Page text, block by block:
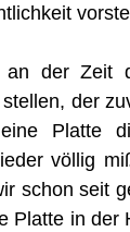
der Zeit
der
eine Platte
völlig
schon seit
Platte in der